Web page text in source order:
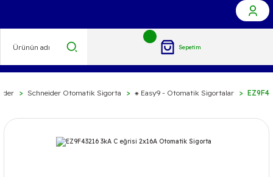
Sepetim
Schneider Otomatik Sigorta ⁕ Easy9 - Otomatik Sigortalar